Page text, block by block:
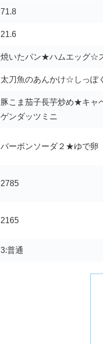
71.8
21.6
焼いたパン★ハムエッグ☆
太刀魚のあんかけ☆しっぽ
豚こま茄子長芋炒め★キ
ゲンダッツミニ
バーボンソーダ２★ゆで卵
2785
2165
3:普通